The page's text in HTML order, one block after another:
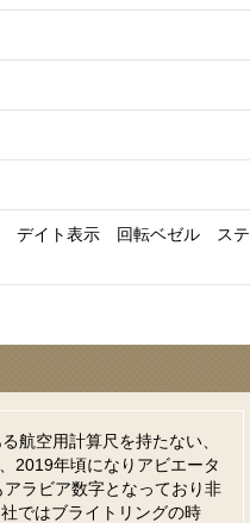
デイト表示 回転ベゼル ステ
航空用計算尺を持たない、
2019年頃になりアビエータ
ラビア数字となっており非
ではブライトリングの時